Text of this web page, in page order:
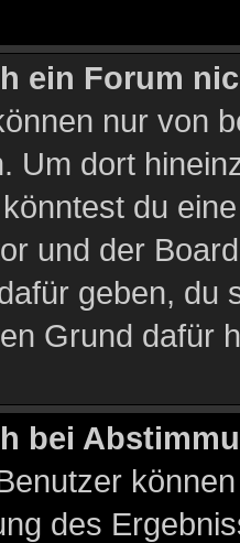
ein Forum
nur von
Um dort
du
und der
geben, du
Grund dafür
bei
des